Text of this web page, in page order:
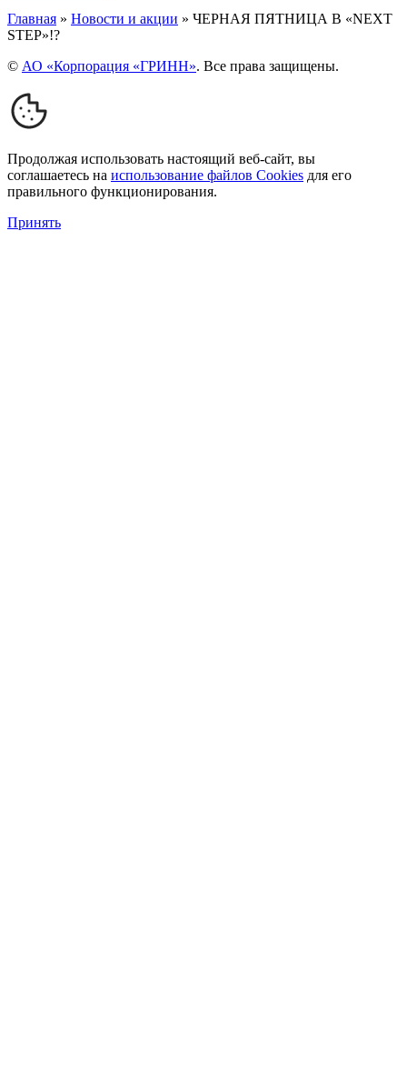
Главная » Новости и акции » ЧЕРНАЯ ПЯТНИЦА В «NEXT
STEP»!?
© АО «Корпорация «ГРИНН». Все права защищены.
Продолжая использовать настоящий веб-сайт, вы
соглашаетесь на использование файлов Cookies для его
правильного функционирования.
Принять